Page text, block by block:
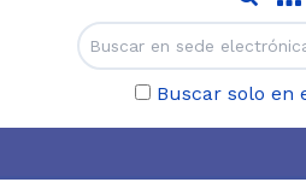
Buscar solo en